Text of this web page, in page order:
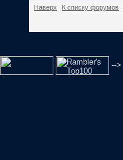
Наверх К списку форумов
-->